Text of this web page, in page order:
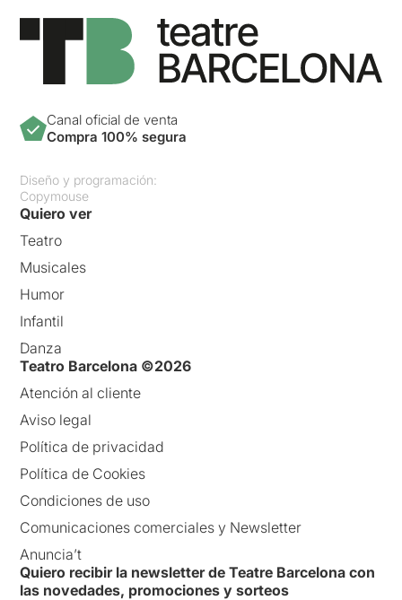
Canal oficial de venta
Compra 100% segura
Diseño y programación:
Copymouse
Quiero ver
Teatro
Musicales
Humor
Infantil
Danza
Teatro Barcelona ©2026
Atención al cliente
Aviso legal
Política de privacidad
Política de Cookies
Condiciones de uso
Comunicaciones comerciales y Newsletter
Anuncia’t
Quiero recibir la newsletter de Teatre Barcelona con
las novedades, promociones y sorteos